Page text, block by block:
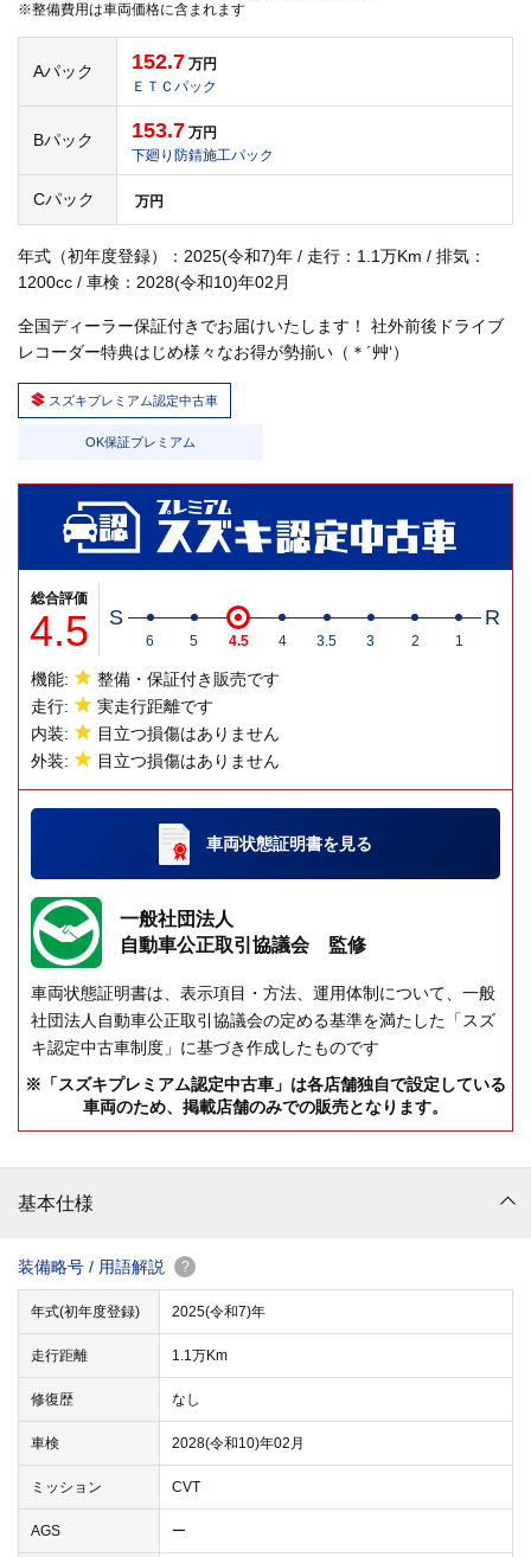
※整備費用は車両価格に含まれます
Aパック 152.7 万円
ＥＴＣパック
Bパック 153.7 万円
下廻り防錆施工パック
Cパック 万円
年式（初年度登録）：2025(令和7)年 / 走行：1.1万Km / 排気：
1200cc / 車検：2028(令和10)年02月
全国ディーラー保証付きでお届けいたします！ 社外前後ドライブ
レコーダー特典はじめ様々なお得が勢揃い（＊´艸‘）
スズキプレミアム認定中古車
OK保証プレミアム
総合評価
4.5 S R
6 5 4.5 4 3.5 3 2 1
機能:
整備・保証付き販売です
走行:
実走行距離です
内装:
目立つ損傷はありません
外装:
目立つ損傷はありません
車両状態証明書を見る
一般社団法人
自動車公正取引協議会 監修
車両状態証明書は、表示項目・方法、運用体制について、一般
社団法人自動車公正取引協議会の定める基準を満たした「スズ
キ認定中古車制度」に基づき作成したものです
※「スズキプレミアム認定中古車」は各店舗独自で設定している
車両のため、掲載店舗のみでの販売となります。
基本仕様
装備略号 / 用語解説 ?
年式(初年度登録) 2025(令和7)年
走行距離 1.1万Km
修復歴 なし
車検 2028(令和10)年02月
ミッション CVT
AGS ー